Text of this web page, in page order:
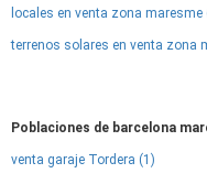
locales en venta zona maresme
terrenos solares en venta zona
Poblaciones de barcelona
venta garaje Tordera (1)